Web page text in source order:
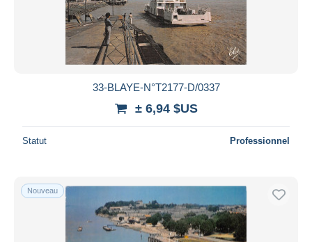
33-BLAYE-N°T2177-D/0337
± 6,94 $US
Statut Professionnel
Nouveau